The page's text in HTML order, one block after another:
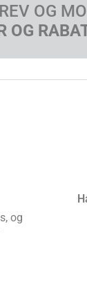
OG
OG
og